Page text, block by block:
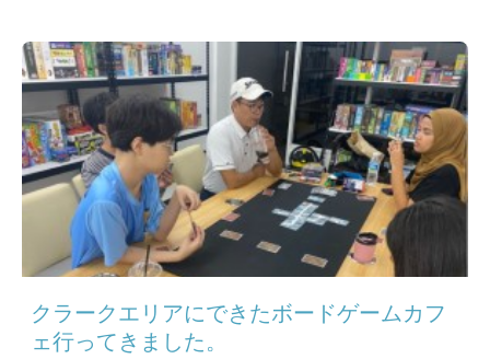
クラークエリアにできたボードゲームカフ
ェ行ってきました。